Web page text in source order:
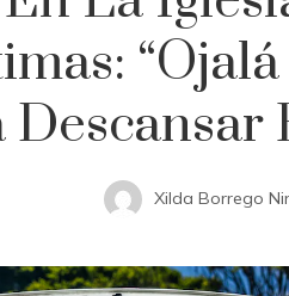
Descansar
Xilda Borrego